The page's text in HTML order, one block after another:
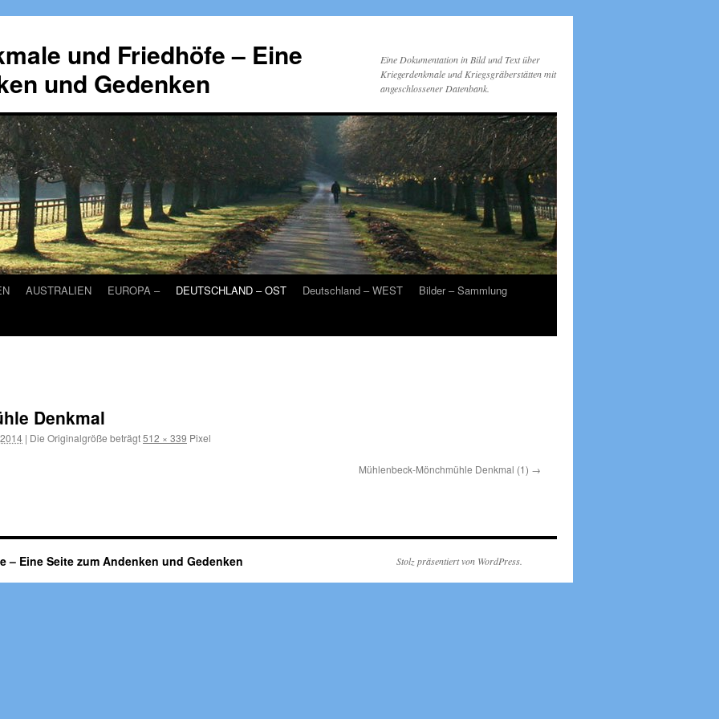
und Friedhöfe – Eine
und Gedenken
Eine Dokumentation in Bild und Text über
Kriegerdenkmale und Kriegsgräberstätten mit
angeschlossener Datenbank.
AUSTRALIEN EUROPA – DEUTSCHLAND – OST Deutschland – WEST
Bilder – Sammlung
Denkmal
| Die Originalgröße beträgt512 × 339 Pixel
Mühlenbeck-Mönchmühle Denkmal (1)
– Eine Seite zum Andenken und Gedenken Stolz präsentiert von WordPress.